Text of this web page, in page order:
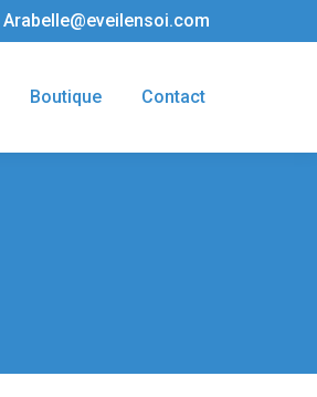
Arabelle@eveilensoi.com
Boutique Contact